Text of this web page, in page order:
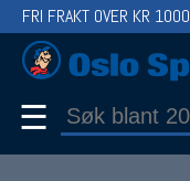
FRI FRAKT OVER KR 1000
☰